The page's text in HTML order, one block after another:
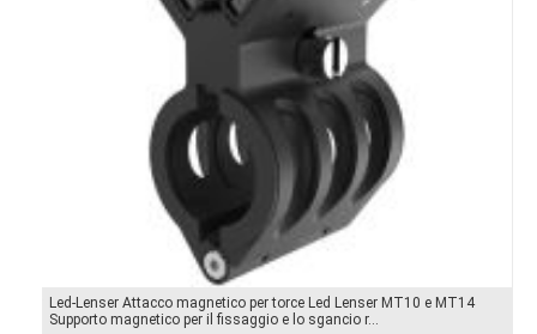
Led-Lenser Attacco magnetico per torce Led Lenser MT10 e MT14
Supporto magnetico per il fissaggio e lo sgancio r...